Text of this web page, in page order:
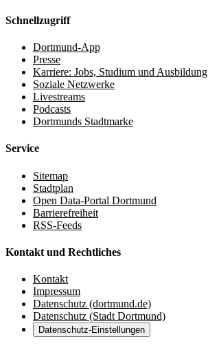
Schnellzugriff
Dortmund-App
Presse
Karriere: Jobs, Studium und Ausbildung
Soziale Netzwerke
Livestreams
Podcasts
Dortmunds Stadtmarke
Service
Sitemap
Stadtplan
Open Data-Portal Dortmund
Barrierefreiheit
RSS-Feeds
Kontakt und Rechtliches
Kontakt
Impressum
Datenschutz (dortmund.de)
Datenschutz (Stadt Dortmund)
Datenschutz-Einstellungen